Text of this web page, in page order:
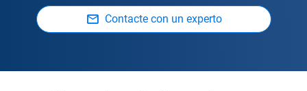
Contacte con un experto